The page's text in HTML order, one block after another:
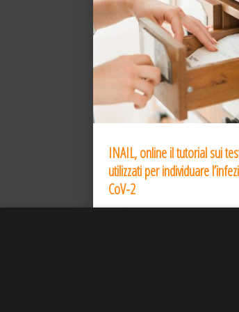
INAIL, online il tutorial sui
utilizzati per individuare
CoV-2
31 Dic 2020